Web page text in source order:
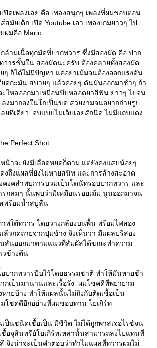
ปิดเพลงเลย คือ เพลงสนุกๆ เพลงที่ผมชอบตอน
สมัยเด็ก เปิด Youtube เอา เพลงเกมยาวๆ ไป
ผมคือ Mario
ล้ามเนื้อทุกมัดที่ปากทวาร ซึ่งมีสองมัด คือ ปาก
วารชั้นใน สองมัดนะครับ ต้องคลายทั้งสองมัด
ยๆ ก็ได้ไม่มีปัญหา แค่อย่าเม้มจนต้องออกแรงดัน
ดกะมัน สบายๆ แล้วค่อยๆ ดันมันออกมาช้าๆ ถ้า
ะไหลออกมาเหมือนบีบหลอดยาสีฟัน ยาวๆ ไปจน
งมากองในโถเป็นขด สวยงามจนอยากถ่ายรูป
ยทีเดียว จบแบบไม่เจ็บเลยสักนิด ไม่มีแถบแดง
Perfect Shot
น้าจะยังมีเลือดหยดก็ตาม แต่ยังคงแสบน้อยๆ
งถึงแผลที่ยังไม่หายสนิท และการล้างสะอาด
คงคลำพบการบวมเป็นโดนัทรอบปากทวาร และ
กลมๆ นั้นพบว่ามีเหมือนรอยเม้ม นูนออกมาจน
สพร้อมน้ำสบู่ลื่น
พใต้ทวาร โดยวางกล้องบนพื้น พร้อมไฟส่อง
ล้วกดถ่ายจากปุ่มข้าง จึงเห็นว่า มีแผลปริสอง
สันออกมาตามแนวที่สัมผัสได้ขณะทำความ
วข้างต้น
ปากทวารบีบไว้โดยธรรมชาติ ทำให้มันหายช้า
กเป็นมานานและเรื้อรัง ผมโชคดีที่พยายาม
ายบ้าง ทำให้แผลนั้นไม่ถึงกับติดเชื้อเป็น
โชคดีอีกอย่างที่ผมชอบทาน โยเกิร์ท
นชนิดเชื้อเป็น มีชีวิต ไม่ได้ถูกพาสเจอไรซ์จน
ชื้อจุลินทรีย์โยเกิร์ทเหล่านั้นสามารถลงไปแทนที่
จึงน่าจะเป็นคำตอบว่าทำไมแผลที่ทวารผมไม่